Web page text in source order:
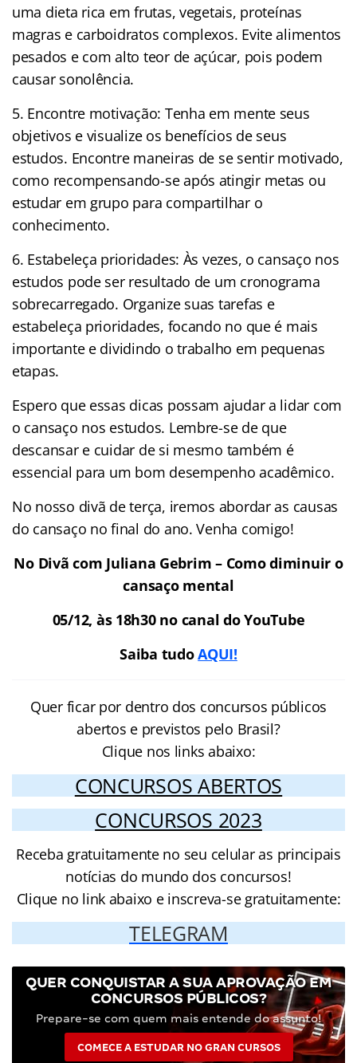
uma dieta rica em frutas, vegetais, proteínas
magras e carboidratos complexos. Evite alimentos
pesados e com alto teor de açúcar, pois podem
causar sonolência.
5. Encontre motivação: Tenha em mente seus
objetivos e visualize os benefícios de seus
estudos. Encontre maneiras de se sentir motivado,
como recompensando-se após atingir metas ou
estudar em grupo para compartilhar o
conhecimento.
6. Estabeleça prioridades: Às vezes, o cansaço nos
estudos pode ser resultado de um cronograma
sobrecarregado. Organize suas tarefas e
estabeleça prioridades, focando no que é mais
importante e dividindo o trabalho em pequenas
etapas.
Espero que essas dicas possam ajudar a lidar com
o cansaço nos estudos. Lembre-se de que
descansar e cuidar de si mesmo também é
essencial para um bom desempenho acadêmico.
No nosso divã de terça, iremos abordar as causas
do cansaço no final do ano. Venha comigo!
No Divã com Juliana Gebrim – Como diminuir o
cansaço mental
05/12, às 18h30 no canal do YouTube
Saiba tudoAQUI!
Quer ficar por dentro dos concursos públicos
abertos e previstos pelo Brasil?
Clique nos links abaixo:
CONCURSOS ABERTOS
CONCURSOS 2023
Receba gratuitamente no seu celular as principais
notícias do mundo dos concursos!
Clique no link abaixo e inscreva-se gratuitamente:
TELEGRAM
QUER CONQUISTAR A SUA APROVAÇÃO EM
CONCURSOS PÚBLICOS?
Prepare-se com quem mais entende do assunto!
COMECE A ESTUDAR NO GRAN CURSOS